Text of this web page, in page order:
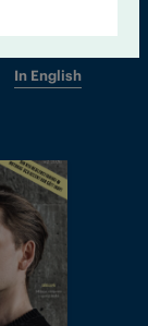
In English